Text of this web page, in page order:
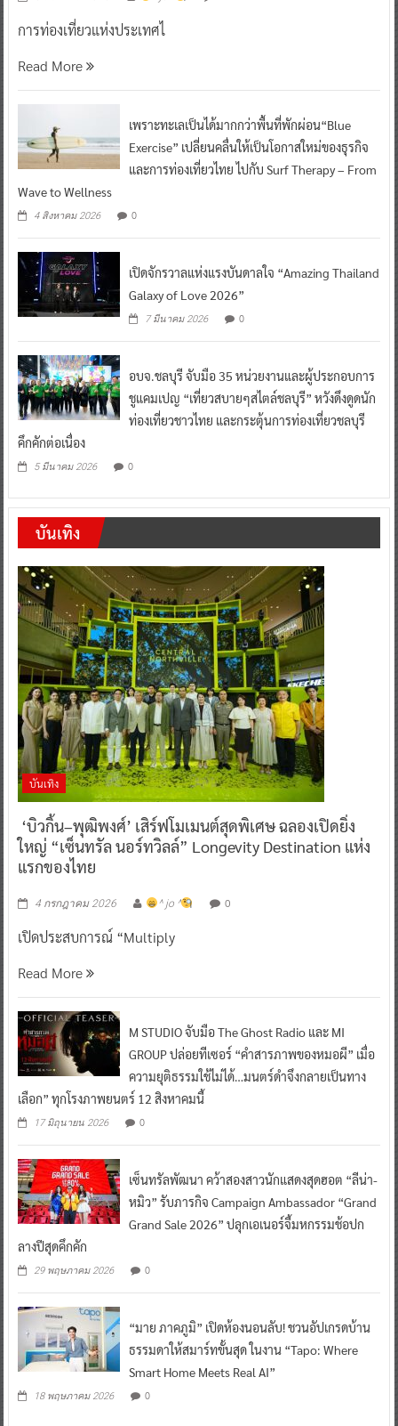
การท่องเที่ยวแห่งประเทศไ
Read More
เพราะทะเลเป็นได้มากกว่าพื้นที่พักผ่อน“Blue
Exercise” เปลี่ยนคลื่นให้เป็นโอกาสใหม่ของธุรกิจ
และการท่องเที่ยวไทย ไปกับ Surf Therapy – From
Wave to Wellness
4 สิงหาคม 2026 0
เปิดจักรวาลแห่งแรงบันดาลใจ “Amazing Thailand
Galaxy of Love 2026”
7 มีนาคม 2026 0
อบจ.ชลบุรี จับมือ 35 หน่วยงานและผู้ประกอบการ
ชูแคมเปญ “เที่ยวสบายๆสไตล์ชลบุรี” หวังดึงดูดนัก
ท่องเที่ยวชาวไทย และกระตุ้นการท่องเที่ยวชลบุรี
คึกคักต่อเนื่อง
5 มีนาคม 2026 0
บันเทิง
บันเทิง
‘บิวกิ้น–พุฒิพงศ์’ เสิร์ฟโมเมนต์สุดพิเศษ ฉลองเปิดยิ่ง
ใหญ่ “เซ็นทรัล นอร์ทวิลล์” Longevity Destination แห่ง
แรกของไทย
4 กรกฎาคม 2026 ^ jo ^ 0
เปิดประสบการณ์ “Multiply
Read More
M STUDIO จับมือ The Ghost Radio และ MI
GROUP ปล่อยทีเซอร์ “คำสารภาพของหมอผี” เมื่อ
ความยุติธรรมใช้ไม่ได้…มนตร์ดำจึงกลายเป็นทาง
เลือก” ทุกโรงภาพยนตร์ 12 สิงหาคมนี้
17 มิถุนายน 2026 0
เซ็นทรัลพัฒนา คว้าสองสาวนักแสดงสุดฮอต “ลีน่า-
หมิว” รับภารกิจ Campaign Ambassador “Grand
Grand Sale 2026” ปลุกเอเนอร์จี้มหกรรมช้อปก
ลางปีสุดคึกคัก
29 พฤษภาคม 2026 0
“มาย ภาคภูมิ” เปิดห้องนอนลับ! ชวนอัปเกรดบ้าน
ธรรมดาให้สมาร์ทขั้นสุด ในงาน “Tapo: Where
Smart Home Meets Real AI”
18 พฤษภาคม 2026 0